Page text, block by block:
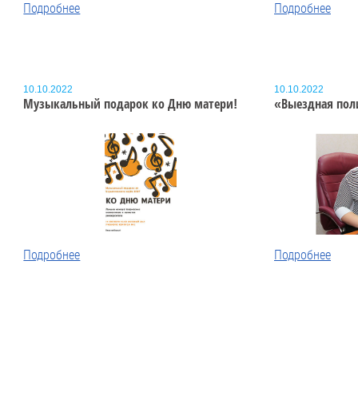
Подробнее Подробнее
10.10.2022
Музыкальный подарок ко Дню матери!
Подробнее
10.10.2022
«Выездная
Подробнее